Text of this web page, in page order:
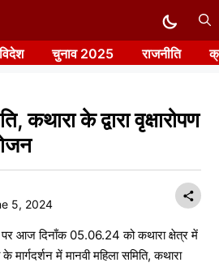
चुनाव 2025 राजनीति
कथारा के द्वारा वृक्षारोपण
5, 2024
पर आज दिनाँक 05.06.24 को कथारा क्षेत्र में
मार्गदर्शन में मानवी महिला समिति, कथारा